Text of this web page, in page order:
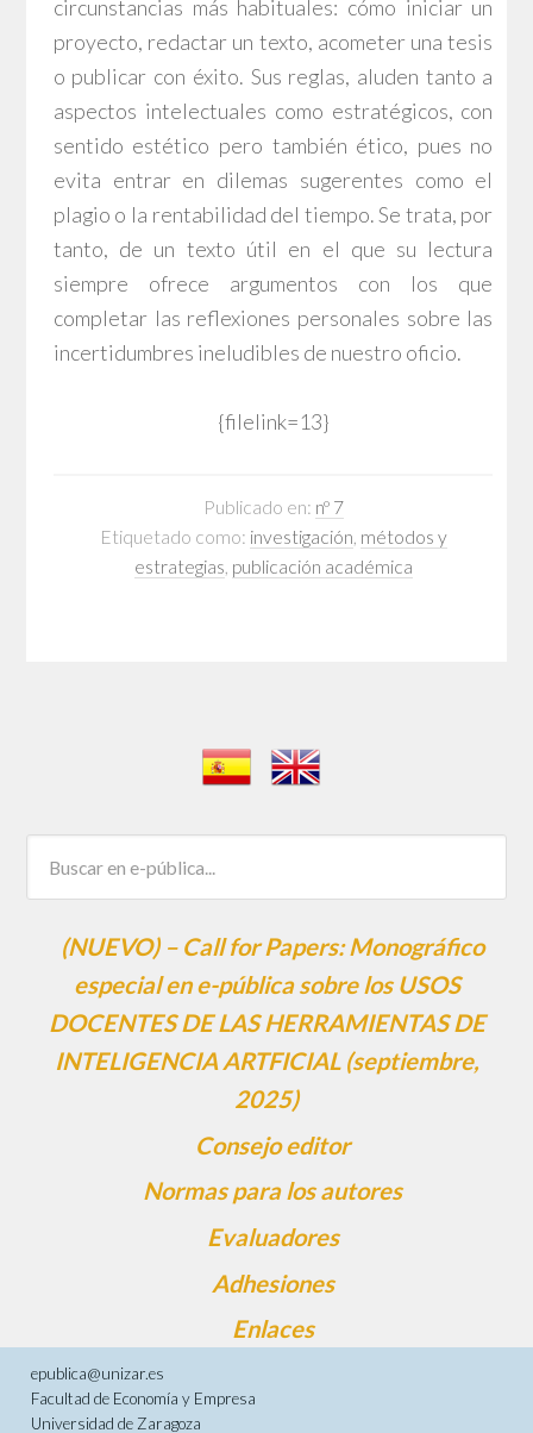
circunstancias más habituales: cómo iniciar un
proyecto, redactar un texto, acometer una tesis
o publicar con éxito. Sus reglas, aluden tanto a
aspectos intelectuales como estratégicos, con
sentido estético pero también ético, pues no
evita entrar en dilemas sugerentes como el
plagio o la rentabilidad del tiempo. Se trata, por
tanto, de un texto útil en el que su lectura
siempre ofrece argumentos con los que
completar las reflexiones personales sobre las
incertidumbres ineludibles de nuestro oficio.
{filelink=13}
Publicado en: nº 7
Etiquetado como: investigación métodos y
estrategias publicación académica
(NUEVO) – Call for Papers: Monográfico
especial en e-pública sobre los USOS
DOCENTES DE LAS HERRAMIENTAS DE
INTELIGENCIA ARTFICIAL (septiembre,
2025)
Consejo editor
Normas para los autores
Evaluadores
Adhesiones
Enlaces
epublica@unizar.es
Facultad de Economía y Empresa
Universidad de Zaragoza